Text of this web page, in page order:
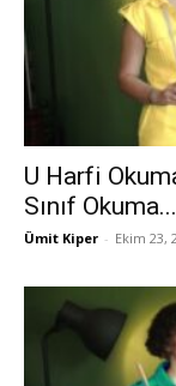
U Harfi
Sınıf Okuma...
Ümit Kiper - Ekim 23,